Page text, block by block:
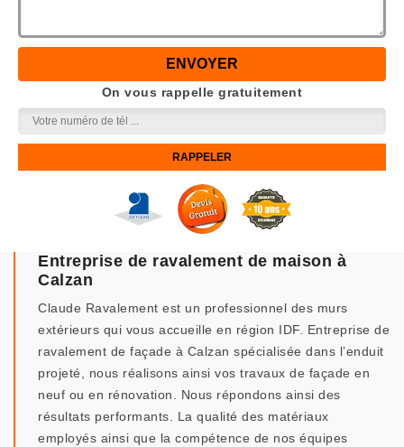
On vous rappelle gratuitement
Entreprise de ravalement de maison à
Calzan
Claude Ravalement est un professionnel des murs
extérieurs qui vous accueille en région IDF. Entreprise de
ravalement de façade à Calzan spécialisée dans l’enduit
projeté, nous réalisons ainsi vos travaux de façade en
neuf ou en rénovation. Nous répondons ainsi des
résultats performants. La qualité des matériaux
employés ainsi que la compétence de nos équipes